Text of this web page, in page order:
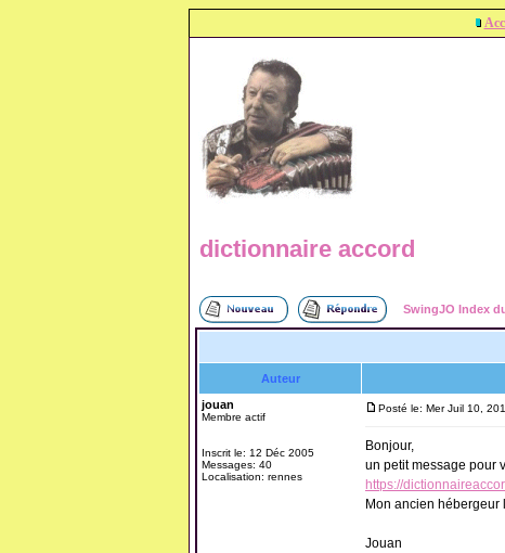
dictionnaire accord
SwingJO Index
Auteur
jouan
Membre actif
Inscrit le: 12 Déc 2005
Messages: 40
Localisation: rennes
Posté le: Mer Juil 10,
Bonjour,
un petit message pour
https://
Mon ancien hébergeur
Jouan